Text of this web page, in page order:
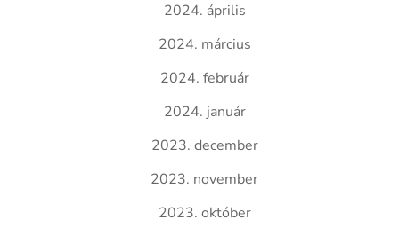
2024. április
2024. március
2024. február
2024. január
2023. december
2023. november
2023. október